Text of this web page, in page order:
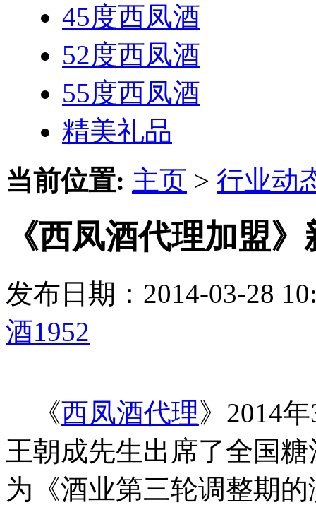
45度西凤酒
52度西凤酒
55度西凤酒
精美礼品
当前位置: 主页 > 行业动
《西凤酒代理加盟
发布日期：2014-03-28
酒1952
《西凤酒代理》2014
王朝成先生出席了全国
为《酒业第三轮调整期